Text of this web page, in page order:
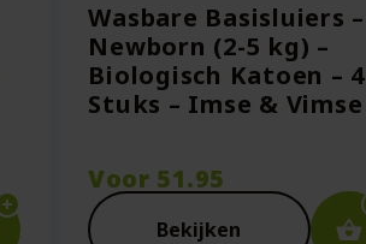
Wasbare Basisluiers –
Newborn (2-5 kg) –
Biologisch Katoen – 4
Stuks – Imse & Vimse
Voor 51.95
Bekijken